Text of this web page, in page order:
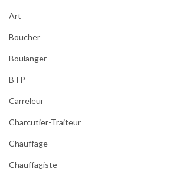
Art
Boucher
Boulanger
BTP
Carreleur
Charcutier-Traiteur
Chauffage
Chauffagiste